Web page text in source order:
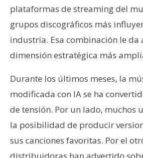
plataformas de streaming del
grupos discográficos más
industria. Esa combinación le da
dimensión estratégica más
Durante los últimos meses, la
modificada con IA se ha
de tensión. Por un lado, muchos
la posibilidad de producir
sus canciones favoritas. Por el